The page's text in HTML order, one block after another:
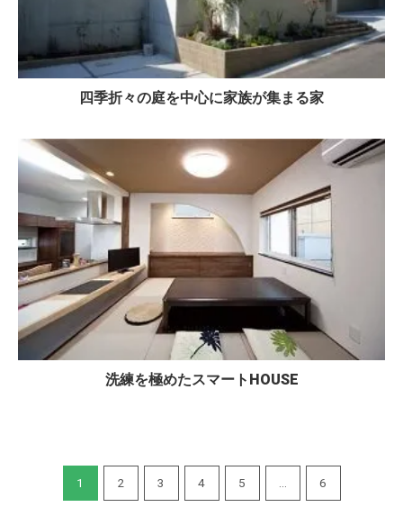
四季折々の庭を中心に家族が集まる家
洗練を極めたスマートHOUSE
1 2 3 4 5 ... 6